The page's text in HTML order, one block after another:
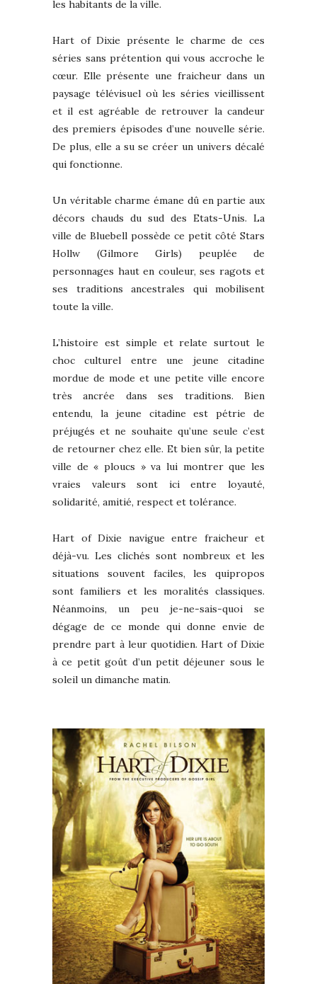
les habitants de la ville.
Hart of Dixie présente le charme de ces
séries sans prétention qui vous accroche le
cœur. Elle présente une fraicheur dans un
paysage télévisuel où les séries vieillissent
et il est agréable de retrouver la candeur
des premiers épisodes d’une nouvelle série.
De plus, elle a su se créer un univers décalé
qui fonctionne.
Un véritable charme émane dû en partie aux
décors chauds du sud des Etats-Unis. La
ville de Bluebell possède ce petit côté Stars
Hollw (Gilmore Girls) peuplée de
personnages haut en couleur, ses ragots et
ses traditions ancestrales qui mobilisent
toute la ville.
L’histoire est simple et relate surtout le
choc culturel entre une jeune citadine
mordue de mode et une petite ville encore
très ancrée dans ses traditions. Bien
entendu, la jeune citadine est pétrie de
préjugés et ne souhaite qu’une seule c’est
de retourner chez elle. Et bien sûr, la petite
ville de « ploucs » va lui montrer que les
vraies valeurs sont ici entre loyauté,
solidarité, amitié, respect et tolérance.
Hart of Dixie navigue entre fraicheur et
déjà-vu. Les clichés sont nombreux et les
situations souvent faciles, les quipropos
sont familiers et les moralités classiques.
Néanmoins, un peu je-ne-sais-quoi se
dégage de ce monde qui donne envie de
prendre part à leur quotidien. Hart of Dixie
à ce petit goût d’un petit déjeuner sous le
soleil un dimanche matin.